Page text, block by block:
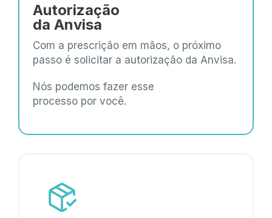
Autorização
da Anvisa
Com a prescrição em mãos, o próximo
passo é solicitar a autorização da Anvisa.
Nós podemos fazer esse
processo por você.